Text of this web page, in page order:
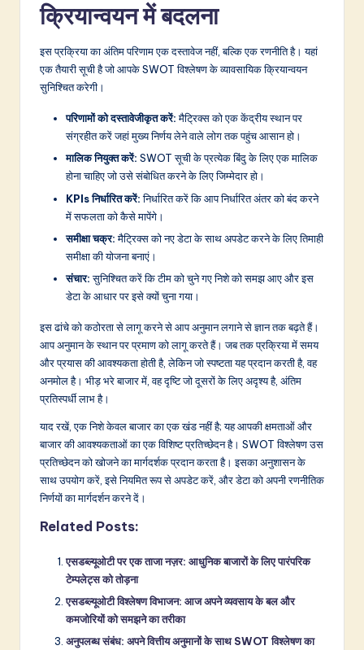
क्रियान्वयन में बदलना
इस प्रक्रिया का अंतिम परिणाम एक दस्तावेज नहीं, बल्कि एक रणनीति है। यहां
एक तैयारी सूची है जो आपके SWOT विश्लेषण के व्यावसायिक क्रियान्वयन
सुनिश्चित करेगी।
परिणामों को दस्तावेजीकृत करें:मैट्रिक्स को एक केंद्रीय स्थान पर
संग्रहीत करें जहां मुख्य निर्णय लेने वाले लोग तक पहुंच आसान हो।
मालिक नियुक्त करें: SWOT सूची के प्रत्येक बिंदु के लिए एक मालिक
होना चाहिए जो उसे संबोधित करने के लिए जिम्मेदार हो।
KPIs निर्धारित करें:निर्धारित करें कि आप निर्धारित अंतर को बंद करने
में सफलता को कैसे मापेंगे।
समीक्षा चक्र:मैट्रिक्स को नए डेटा के साथ अपडेट करने के लिए तिमाही
समीक्षा की योजना बनाएं।
संचार:सुनिश्चित करें कि टीम को चुने गए निशे को समझ आए और इस
डेटा के आधार पर इसे क्यों चुना गया।
इस ढांचे को कठोरता से लागू करने से आप अनुमान लगाने से ज्ञान तक बढ़ते हैं।
आप अनुमान के स्थान पर प्रमाण को लागू करते हैं। जब तक प्रक्रिया में समय
और प्रयास की आवश्यकता होती है, लेकिन जो स्पष्टता यह प्रदान करती है, वह
अनमोल है। भीड़ भरे बाजार में, वह दृष्टि जो दूसरों के लिए अदृश्य है, अंतिम
प्रतिस्पर्धी लाभ है।
याद रखें, एक निशे केवल बाजार का एक खंड नहीं है; यह आपकी क्षमताओं और
बाजार की आवश्यकताओं का एक विशिष्ट प्रतिच्छेदन है। SWOT विश्लेषण उस
प्रतिच्छेदन को खोजने का मार्गदर्शक प्रदान करता है। इसका अनुशासन के
साथ उपयोग करें, इसे नियमित रूप से अपडेट करें, और डेटा को अपनी रणनीतिक
निर्णयों का मार्गदर्शन करने दें।
Related Posts:
एसडब्ल्यूओटी पर एक ताजा नज़र: आधुनिक बाजारों के लिए पारंपरिक
टेम्पलेट्स को तोड़ना
एसडब्ल्यूओटी विश्लेषण विभाजन: आज अपने व्यवसाय के बल और
कमजोरियों को समझने का तरीका
अनुपलब्ध संबंध: अपने वित्तीय अनुमानों के साथ SWOT विश्लेषण का